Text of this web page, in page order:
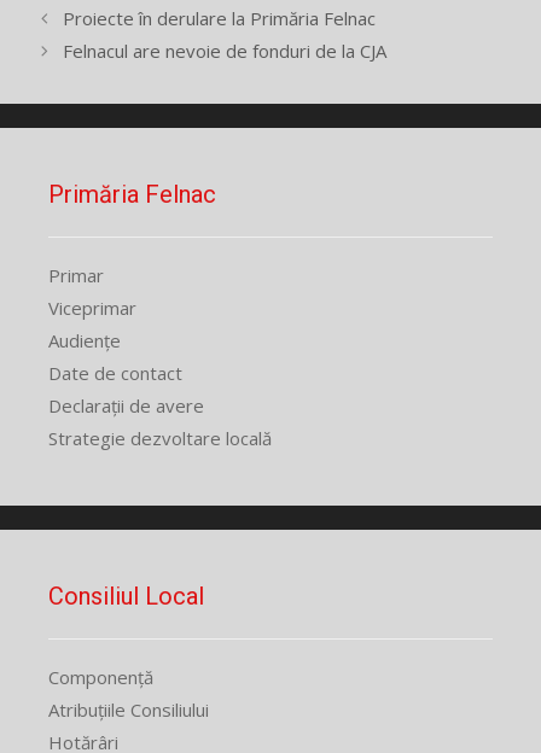
Proiecte în derulare la Primăria Felnac
Felnacul are nevoie de fonduri de la CJA
Primăria Felnac
Primar
Viceprimar
Audiențe
Date de contact
Declarații de avere
Strategie dezvoltare locală
Consiliul Local
Componență
Atribuțiile Consiliului
Hotărâri